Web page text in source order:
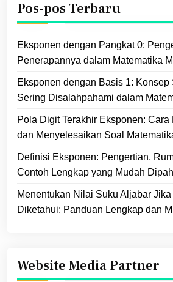
Pos-pos Terbaru
Eksponen dengan Pangkat 0:
Penerapannya dalam Matematika
Eksponen dengan Basis 1: Konsep
Sering Disalahpahami dalam
Pola Digit Terakhir Eksponen: Cara
dan Menyelesaikan Soal
Definisi Eksponen: Pengertian,
Contoh Lengkap yang Mudah
Menentukan Nilai Suku Aljabar
Diketahui: Panduan Lengkap dan
Website Media Partner